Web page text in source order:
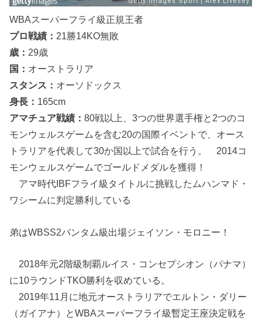
WBAスーパーフライ級正規王者
プロ戦績： 21勝14KO無敗
歳： 29歳
国： オーストラリア
スタンス： オーソドックス
身長： 165cm
アマチュア戦績：80戦以上、3つの世界選手権と2つのコ
モンウェルスゲームを含む20の国際イベントで、オース
トラリアを代表して30か国以上で試合を行う。 2014コ
モンウェルスゲームでゴールドメダルを獲得！
アマ時代IBFフライ級タイトルに挑戦したムハンマド・
ワシームに判定勝利している
弟はWBSS2バンタム級出場ジェイソン・モロニー！
2018年元2階級制覇ルイス・コンセプシオン（パナマ）
に10ラウンドTKO勝利を収めている。
2019年11月に地元オーストラリアでエルトン・ダリー
（ガイアナ）とWBAスーパーフライ級暫定王座決定戦を